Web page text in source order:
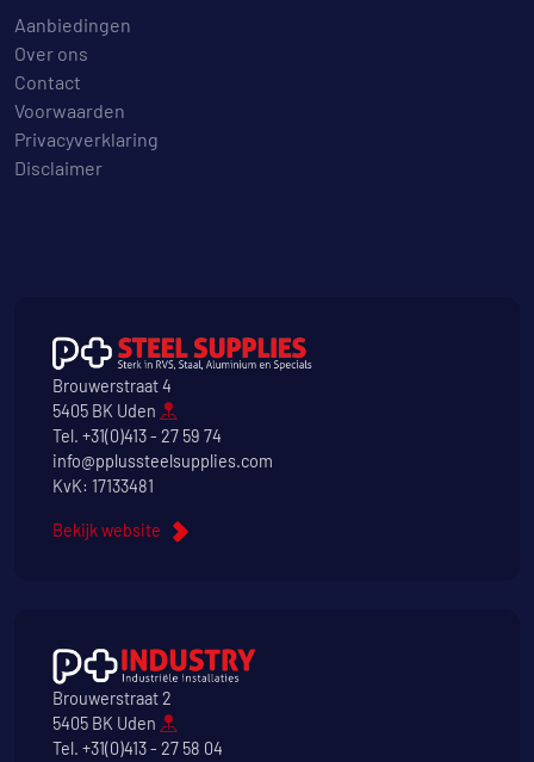
Aanbiedingen
Over ons
Contact
Voorwaarden
Privacyverklaring
Disclaimer
Brouwerstraat 4
5405 BK Uden
Tel. +31(0)413 - 27 59 74
info@pplussteelsupplies.com
KvK: 17133481
Bekijk website
Brouwerstraat 2
5405 BK Uden
Tel. +31(0)413 - 27 58 04